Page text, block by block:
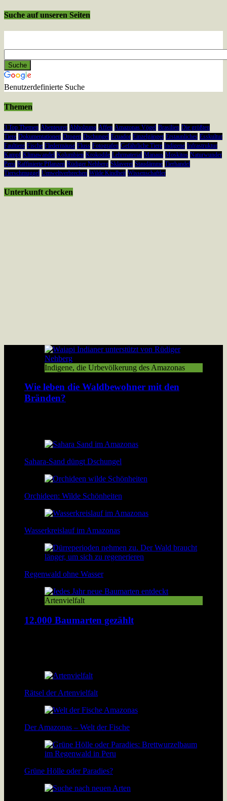
Suche auf unseren Seiten
Benutzerdefinierte Suche
Themen
3 Top Themen Abenteurer Abholzung Affen Amazonas Vögel Brasilien Die größten
Tiere Dokumentationen Drogen Dschungel Ecuador Einzelgänger Erstaunliches Esskultur
Faultiere Fische Fledermäuse Fluss Fotografen Gefährliche Tiere Indigene Infrastruktur
Kampf Klimawandel Kolumbien Krokodile Lehrmaterial Manaus Moskitos Naturwunder
Peru Raffinierte Pflanzen Rüdiger Nehberg Sklaverei Staudämme Tierhandel
Tierschmuggel Umweltverbrechen Wilde Kindheit Wissenschaftler
Unterkunft checken
Indigene, die Urbevölkerung des Amazonas
Wie leben die Waldbewohner mit den
Bränden?
Sahara-Sand düngt Dschungel
Orchideen: Wilde Schönheiten
Wasserkreislauf im Amazonas
Regenwald ohne Wasser
Artenvielfalt
12.000 Baumarten gezählt
Rätsel der Artenvielfalt
Der Amazonas – Welt der Fische
Grüne Hölle oder Paradies?